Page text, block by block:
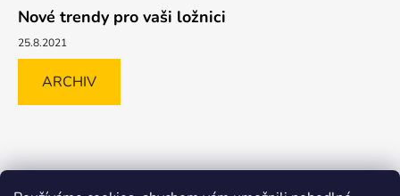
Nové trendy pro vaši ložnici
25.8.2021
ARCHIV